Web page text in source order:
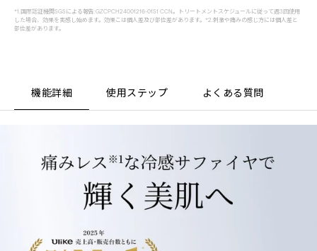
*1.国際認証機関SGSによる報告:GZCPCH24001216-01S1 CCN。トリートメントスケジュールに従って週3回使用
した場合、効果を実感し始めます。効果こは個人差及び部位差があります。*2.刺激や痛みの感じ方には個人差と
部位差があります。
機能詳細 使用ステップ よくある質問